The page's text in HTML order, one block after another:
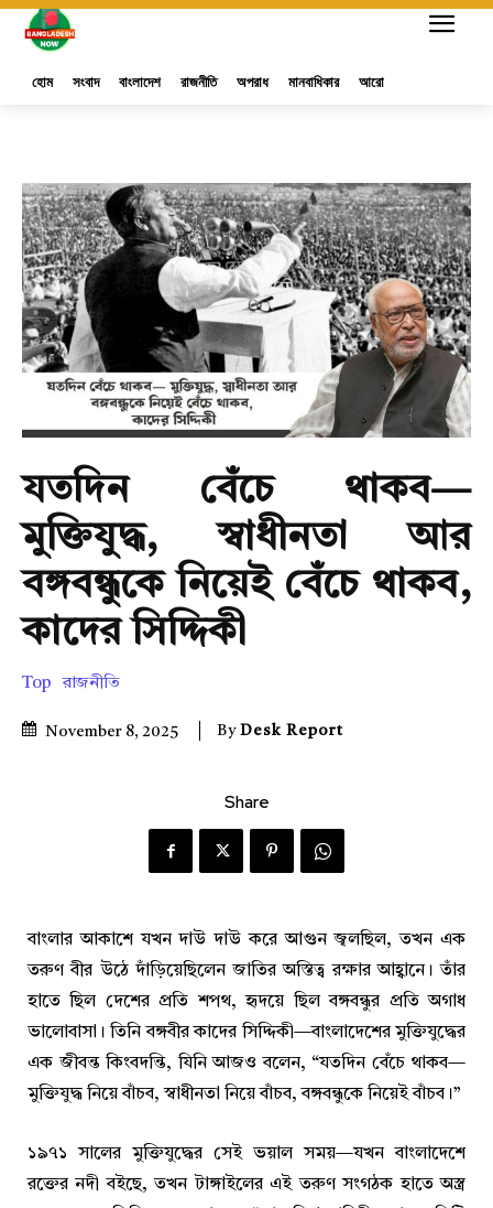
হোম সংবাদ বাংলাদেশ রাজনীতি অপরাধ মানবাধিকার আরো
যতদিন বেঁচে থাকব—
মুক্তিযুদ্ধ, স্বাধীনতা আর
বঙ্গবন্ধুকে নিয়েই বেঁচে থাকব,
কাদের সিদ্দিকী
Top রাজনীতি
November 8, 2025 By Desk Report
Share
বাংলার আকাশে যখন দাউ দাউ করে আগুন জ্বলছিল, তখন এক
তরুণ বীর উঠে দাঁড়িয়েছিলেন জাতির অস্তিত্ব রক্ষার আহ্বানে। তাঁর
হাতে ছিল দেশের প্রতি শপথ, হৃদয়ে ছিল বঙ্গবন্ধুর প্রতি অগাধ
ভালোবাসা। তিনি বঙ্গবীর কাদের সিদ্দিকী—বাংলাদেশের মুক্তিযুদ্ধের
এক জীবন্ত কিংবদন্তি, যিনি আজও বলেন, “যতদিন বেঁচে থাকব—
মুক্তিযুদ্ধ নিয়ে বাঁচব, স্বাধীনতা নিয়ে বাঁচব, বঙ্গবন্ধুকে নিয়েই বাঁচব।”
১৯৭১ সালের মুক্তিযুদ্ধের সেই ভয়াল সময়—যখন বাংলাদেশে
রক্তের নদী বইছে, তখন টাঙ্গাইলের এই তরুণ সংগঠক হাতে অস্ত্র